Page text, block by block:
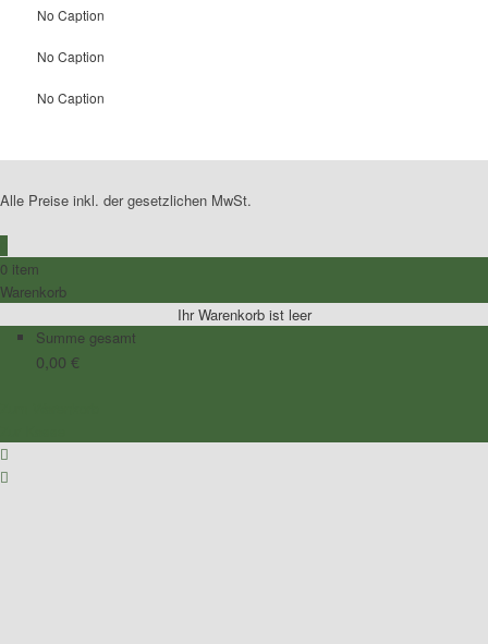
No Caption
No Caption
No Caption
Alle Preise inkl. der gesetzlichen MwSt.
0 item
Warenkorb
Ihr Warenkorb ist leer
Summe gesamt
0,00 €